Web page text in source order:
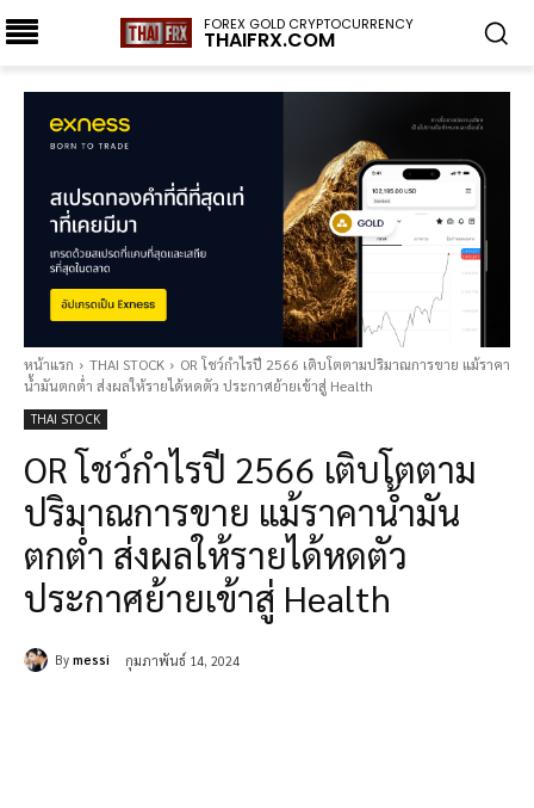
FOREX GOLD CRYPTOCURRENCY
THAIFRX.COM
หน้าแรก THAI STOCK
OR โชว์กำไรปี 2566 เติบโตตามปริมาณการขาย แม้ราคา
น้ำมันตกต่ำ ส่งผลให้รายได้หดตัว ประกาศย้ายเข้าสู่ Health
THAI STOCK
OR โชว์กำไรปี 2566 เติบโตตาม
ปริมาณการขาย แม้ราคาน้ำมัน
ตกต่ำ ส่งผลให้รายได้หดตัว
ประกาศย้ายเข้าสู่ Health
By messi กุมภาพันธ์ 14, 2024